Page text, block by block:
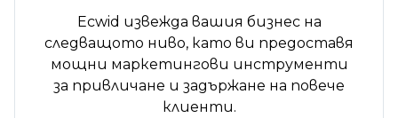
Ecwid извежда вашия бизнес на
следващото ниво, като ви предоставя
мощни маркетингови инструменти
за привличане и задържане на повече
клиенти.